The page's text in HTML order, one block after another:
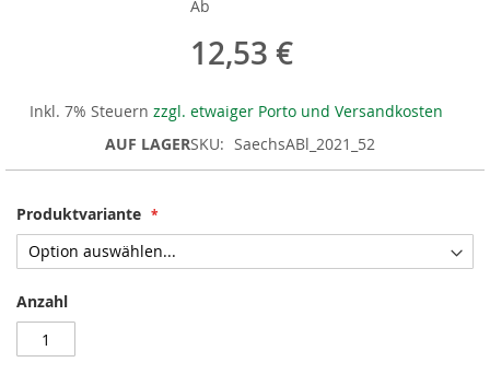
Ab
12,53 €
Inkl. 7% Steuern zzgl. etwaiger Porto und Versandkosten
AUF LAGERSKU SaechsABl_2021_52
Produktvariante
Anzahl